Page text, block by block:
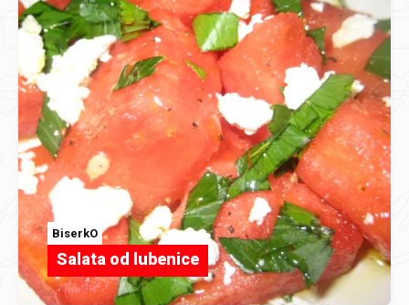
BiserkO
Salata od lubenice